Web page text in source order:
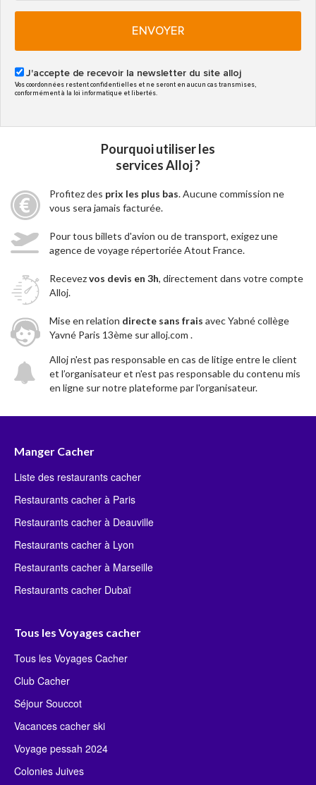
ENVOYER
J'accepte de recevoir la newsletter du site alloj
Vos coordonnées restent confidentielles et ne seront en aucun cas transmises,
conformément à la loi informatique et libertés.
Pourquoi utiliser les
services Alloj ?
Profitez des prix les plus bas. Aucune commission ne
vous sera jamais facturée.
Pour tous billets d'avion ou de transport, exigez une
agence de voyage répertoriée Atout France.
Recevezvos devis en 3h, directement dans votre compte
Alloj.
Mise en relation directe sans frais avec Yabné collège
Yavné Paris 13ème sur alloj.com .
Alloj n'est pas responsable en cas de litige entre le client
et l’organisateur et n'est pas responsable du contenu mis
en ligne sur notre plateforme par l'organisateur.
Manger Cacher
Liste des restaurants cacher
Restaurants cacher à Paris
Restaurants cacher à Deauville
Restaurants cacher à Lyon
Restaurants cacher à Marseille
Restaurants cacher Dubaï
Tous les Voyages cacher
Tous les Voyages Cacher
Club Cacher
Séjour Souccot
Vacances cacher ski
Voyage pessah 2024
Colonies Juives